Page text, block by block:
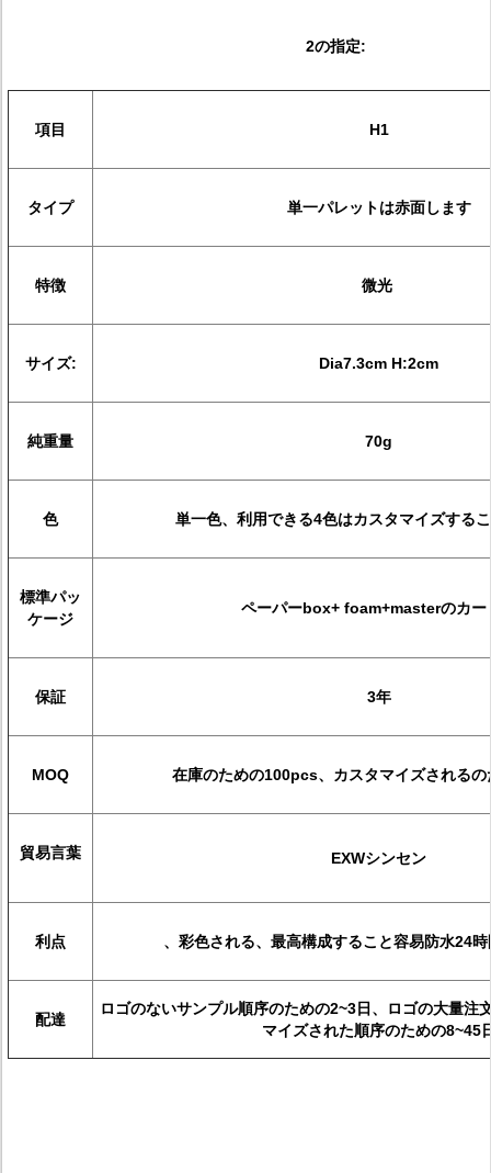
2の指定:
項目 H1
タイプ 単一パレットは赤面します
特徴 微光
サイズ: Dia7.3cm H:2cm
純重量 70g
色 単一色、利用できる4色はカスタマイズする
標準パッ
ケージ
ペーパーbox+ foam+masterのカー
保証 3年
MOQ 在庫のための100pcs、カスタマイズされる
貿易言葉 EXWシンセン
利点 、彩色される、最高構成すること容易防水24
配達
ロゴのないサンプル順序のための2~3日、ロゴの大量注
マイズされた順序のための8~45